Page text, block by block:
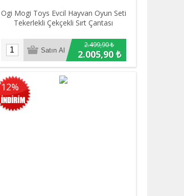
Ogi Mogi Toys Evcil Hayvan Oyun Seti
Tekerlekli Çekçekli Sırt Çantası
2.499,90 ₺
2.005,90 ₺
12%